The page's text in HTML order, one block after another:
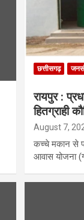
छत्तीसगढ़
रायपुर :
हितग्राही
August 7,
कच्चे मकान से
आवास योजना